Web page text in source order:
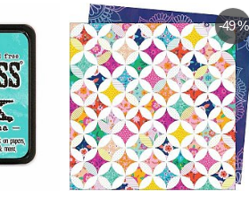
-49 %